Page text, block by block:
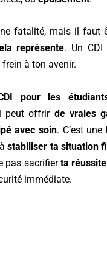
fatalité, mais il faut
représente. Un
à ton avenir.
pour les
peut offrir de vraies
avec soin. C’est
àstabiliser ta situation
pas sacrifierta
immédiate.